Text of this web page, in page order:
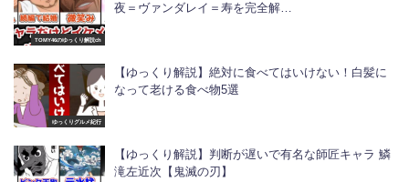
TOMY46のゆっくり解説ch
夜＝ヴァンダレイ＝寿を完全解…
ゆっくりグルメ紀行
【ゆっくり解説】絶対に食べてはいけない！白髪に
なって老ける食べ物5選
【ゆっくり解説】判断が遅いで有名な師匠キャラ 鱗
滝左近次【鬼滅の刃】